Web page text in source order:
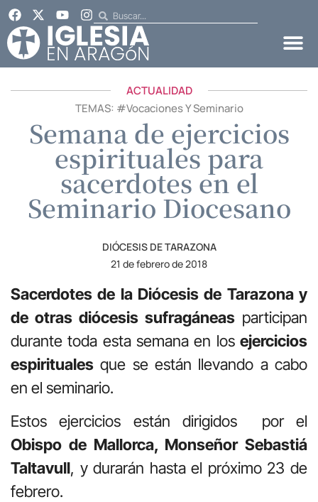
ACTUALIDAD
TEMAS: #Vocaciones Y Seminario
Semana de ejercicios
espirituales para
sacerdotes en el
Seminario Diocesano
DIÓCESIS DE TARAZONA
21 de febrero de 2018
Sacerdotes de la Diócesis de Tarazona y
de otras diócesis sufragáneas participan
durante toda esta semana en los ejercicios
espirituales que se están llevando a cabo
en el seminario.
Estos ejercicios están dirigidos por el
Obispo de Mallorca, Monseñor Sebastiá
Taltavull, y durarán hasta el próximo 23 de
febrero.